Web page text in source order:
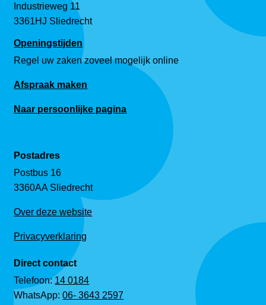
Industrieweg 11
3361HJ Sliedrecht
Openingstijden
Regel uw zaken zoveel mogelijk online
Afspraak maken
Naar persoonlijke pagina
Postadres
Postbus 16
3360AA Sliedrecht
Over deze website
Privacyverklaring
Direct contact
Telefoon:14 0184
WhatsApp:06- 3643 2597